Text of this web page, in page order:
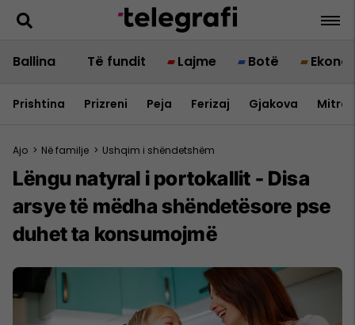
Ballina Të fundit Lajme Botë
Prishtina Prizreni Peja Ferizaj Gjakova
Ajo > Në familje > Ushqim i shëndetshëm
Lëngu natyral i portokallit - Disa
arsye të mëdha shëndetësore pse
duhet ta konsumojmë